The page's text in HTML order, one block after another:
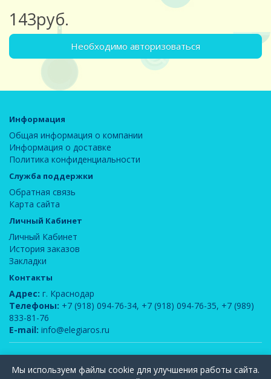
143руб.
Необходимо авторизоваться
Информация
Общая информация о компании
Информация о доставке
Политика конфиденциальности
Служба поддержки
Обратная связь
Карта сайта
Личный Кабинет
Личный Кабинет
История заказов
Закладки
Контакты
Адрес: г. Краснодар
Телефоны: +7 (918) 094-76-34, +7 (918) 094-76-35, +7 (989)
833-81-76
E-mail: info@elegiaros.ru
Вся информация, содержащаяся на данном сайте, является интеллектуальной
Мы используем файлы cookie для улучшения работы сайта.